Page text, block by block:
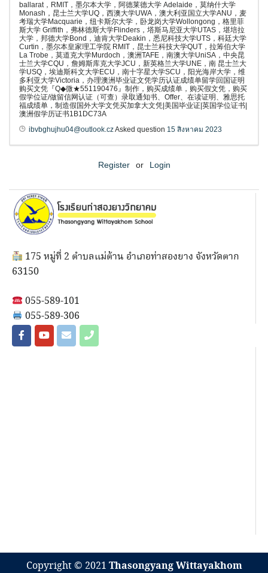
ballarat，RMIT，墨尔本大学，阿德莱德大学 Adelaide，莫纳什大学
Monash，昆士兰大学UQ，西澳大学UWA，澳大利亚国立大学ANU，麦
考瑞大学Macquarie，纽卡斯尔大学，卧龙岗大学Wollongong，格里菲
斯大学 Griffith，弗林德斯大学Flinders，塔斯马尼亚大学UTAS，堪培拉
大学，邦德大学Bond，迪肯大学Deakin，悉尼科技大学UTS，科廷大学
Curtin，墨尔本皇家理工学院 RMIT，昆士兰科技大学QUT，拉筹伯大学
La Trobe，莫道克大学Murdoch，澳洲TAFE，南澳大学UniSA，中央昆
士兰大学CQU，詹姆斯库克大学JCU，新英格兰大学UNE，南 昆士兰大
学USQ，埃迪斯科文大学ECU，南十字星大学SCU，阳光海岸大学，维
多利亚大学Victoria，办理澳洲毕业证文凭学历认证成绩单留学回国证明
购买文凭『Q◆微★551190476』制作，购买成绩单，购买假文凭，购买
假学位证/做留信网认证（可查）录取通知书、Offer、在读证明、雅思托
福成绩单，制造假国外大学文凭买加拿大文凭|美国毕业证|英国学位证书|
澳洲假学历证书1B1DC73A
ibvbghujhu04@outlook.czAsked question 15 สิงหาคม 2023
Register or Login
175 หมู่ที่ 2 ตำบลแม่ต้าน อำเภอท่าสองยาง จังหวัดตาก
63150
055-589-101
055-589-306
Copyright © 2021 Thasongyang Wittayakhom